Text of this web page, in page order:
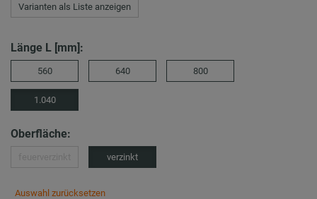
Varianten als Liste anzeigen
Länge L [mm]:
560 640 800
1.040
Oberfläche:
verzinkt
Auswahl zurücksetzen